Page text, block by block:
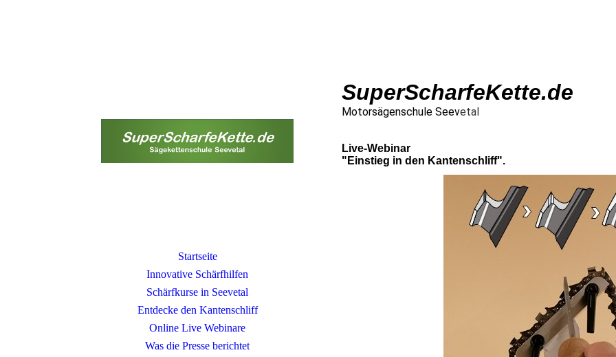
Startseite
Innovative Schärfhilfen
Schärfkurse in Seevetal
Entdecke den Kantenschliff
Online Live Webinare
Was die Presse berichtet
SuperScharfeKette.de
Motorsägenschule Seevetal
Live-Webinar
"Einstieg in den Kantenschliff".